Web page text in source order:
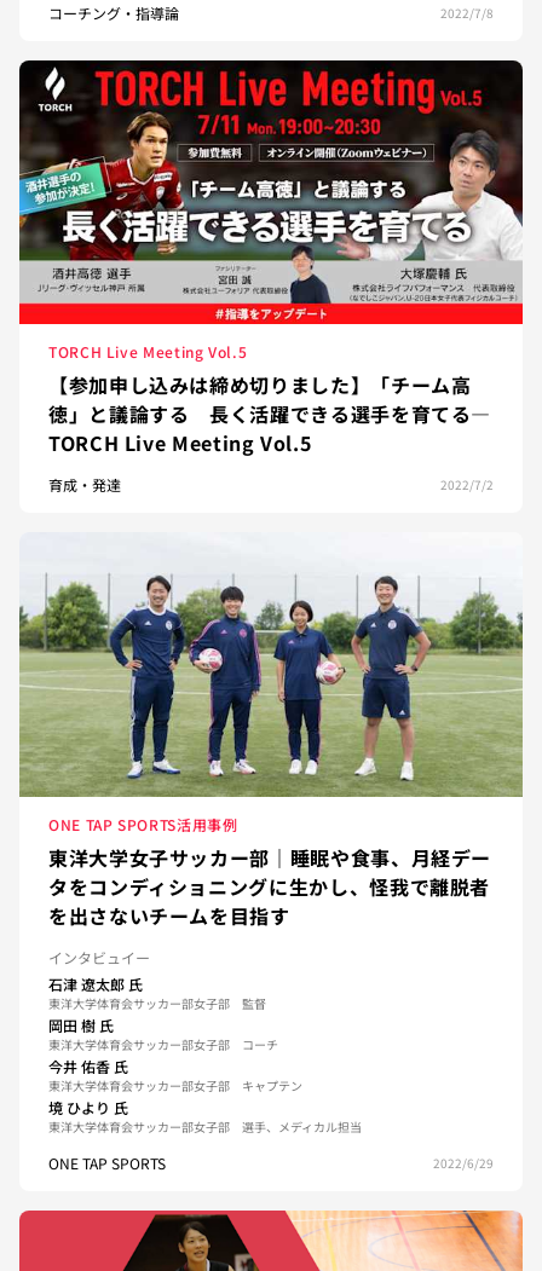
コーチング・指導論 2022/7/8
TORCH Live Meeting Vol.5
【参加申し込みは締め切りました】「チーム高
徳」と議論する 長く活躍できる選手を育てる—
TORCH Live Meeting Vol.5
育成・発達 2022/7/2
ONE TAP SPORTS活用事例
東洋大学女子サッカー部｜睡眠や食事、月経デー
タをコンディショニングに生かし、怪我で離脱者
を出さないチームを目指す
インタビュイー
石津 遼太郎 氏
東洋大学体育会サッカー部女子部 監督
岡田 樹 氏
東洋大学体育会サッカー部女子部 コーチ
今井 佑香 氏
東洋大学体育会サッカー部女子部 キャプテン
境 ひより 氏
東洋大学体育会サッカー部女子部 選手、メディカル担当
ONE TAP SPORTS 2022/6/29